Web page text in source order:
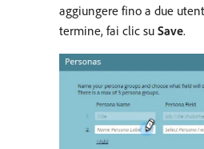
aggiungere fino a due
termine, fai clic su Save.